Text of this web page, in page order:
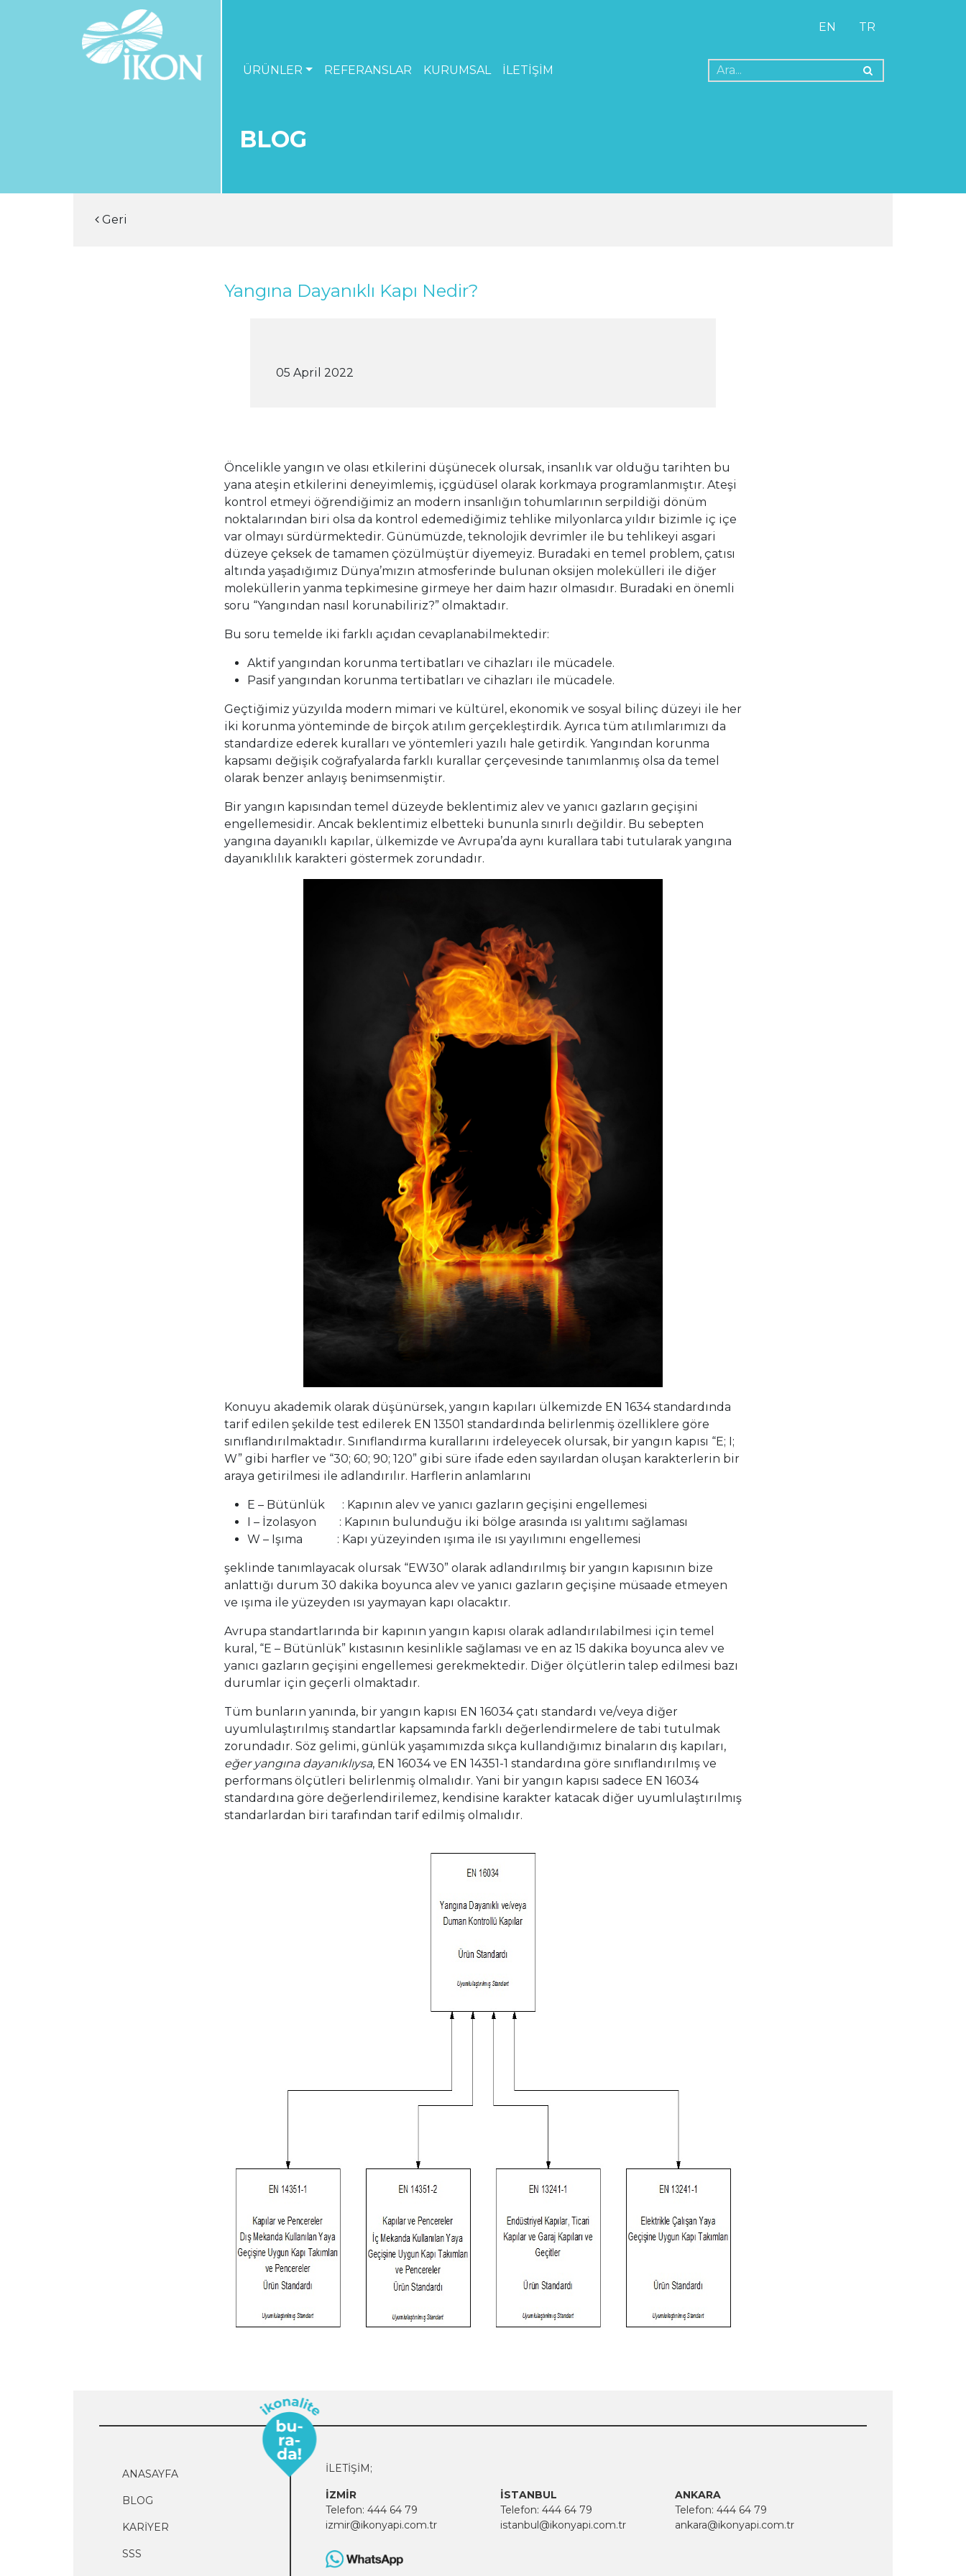
ÜRÜNLER REFERANSLAR KURUMSAL İLETİŞİM
EN TR
BLOG
Geri
Yangına Dayanıklı Kapı Nedir?
05 April 2022
Öncelikle yangın ve olası etkilerini düşünecek olursak, insanlık var olduğu tarihten bu
yana ateşin etkilerini deneyimlemiş, içgüdüsel olarak korkmaya programlanmıştır. Ateşi
kontrol etmeyi öğrendiğimiz an modern insanlığın tohumlarının serpildiği dönüm
noktalarından biri olsa da kontrol edemediğimiz tehlike milyonlarca yıldır bizimle iç içe
var olmayı sürdürmektedir. Günümüzde, teknolojik devrimler ile bu tehlikeyi asgari
düzeye çeksek de tamamen çözülmüştür diyemeyiz. Buradaki en temel problem, çatısı
altında yaşadığımız Dünya’mızın atmosferinde bulunan oksijen molekülleri ile diğer
moleküllerin yanma tepkimesine girmeye her daim hazır olmasıdır. Buradaki en önemli
soru “Yangından nasıl korunabiliriz?” olmaktadır.
Bu soru temelde iki farklı açıdan cevaplanabilmektedir:
Aktif yangından korunma tertibatları ve cihazları ile mücadele.
Pasif yangından korunma tertibatları ve cihazları ile mücadele.
Geçtiğimiz yüzyılda modern mimari ve kültürel, ekonomik ve sosyal bilinç düzeyi ile her
iki korunma yönteminde de birçok atılım gerçekleştirdik. Ayrıca tüm atılımlarımızı da
standardize ederek kuralları ve yöntemleri yazılı hale getirdik. Yangından korunma
kapsamı değişik coğrafyalarda farklı kurallar çerçevesinde tanımlanmış olsa da temel
olarak benzer anlayış benimsenmiştir.
Bir yangın kapısından temel düzeyde beklentimiz alev ve yanıcı gazların geçişini
engellemesidir. Ancak beklentimiz elbetteki bununla sınırlı değildir. Bu sebepten
yangına dayanıklı kapılar, ülkemizde ve Avrupa’da aynı kurallara tabi tutularak yangına
dayanıklılık karakteri göstermek zorundadır.
Konuyu akademik olarak düşünürsek, yangın kapıları ülkemizde EN 1634 standardında
tarif edilen şekilde test edilerek EN 13501 standardında belirlenmiş özelliklere göre
sınıflandırılmaktadır. Sınıflandırma kurallarını irdeleyecek olursak, bir yangın kapısı “E; I;
W” gibi harfler ve “30; 60; 90; 120” gibi süre ifade eden sayılardan oluşan karakterlerin bir
araya getirilmesi ile adlandırılır. Harflerin anlamlarını
E – Bütünlük : Kapının alev ve yanıcı gazların geçişini engellemesi
I – İzolasyon : Kapının bulunduğu iki bölge arasında ısı yalıtımı sağlaması
W – Işıma : Kapı yüzeyinden ışıma ile ısı yayılımını engellemesi
şeklinde tanımlayacak olursak “EW30” olarak adlandırılmış bir yangın kapısının bize
anlattığı durum 30 dakika boyunca alev ve yanıcı gazların geçişine müsaade etmeyen
ve ışıma ile yüzeyden ısı yaymayan kapı olacaktır.
Avrupa standartlarında bir kapının yangın kapısı olarak adlandırılabilmesi için temel
kural, “E – Bütünlük” kıstasının kesinlikle sağlaması ve en az 15 dakika boyunca alev ve
yanıcı gazların geçişini engellemesi gerekmektedir. Diğer ölçütlerin talep edilmesi bazı
durumlar için geçerli olmaktadır.
Tüm bunların yanında, bir yangın kapısı EN 16034 çatı standardı ve/veya diğer
uyumlulaştırılmış standartlar kapsamında farklı değerlendirmelere de tabi tutulmak
zorundadır. Söz gelimi, günlük yaşamımızda sıkça kullandığımız binaların dış kapıları,
eğer yangına dayanıklıysa, EN 16034 ve EN 14351-1 standardına göre sınıflandırılmış ve
performans ölçütleri belirlenmiş olmalıdır. Yani bir yangın kapısı sadece EN 16034
standardına göre değerlendirilemez, kendisine karakter katacak diğer uyumlulaştırılmış
standarlardan biri tarafından tarif edilmiş olmalıdır.
ANASAYFA
BLOG
KARİYER
SSS
İLETİŞİM;
İZMİR
Telefon: 444 64 79
izmir@ikonyapi.com.tr
İSTANBUL
Telefon: 444 64 79
istanbul@ikonyapi.com.tr
ANKARA
Telefon: 444 64 79
ankara@ikonyapi.com.tr